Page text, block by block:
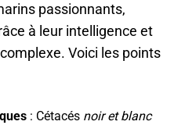
passionnants,
à leur intelligence et
Voici les points
: Cétacés noir et blanc